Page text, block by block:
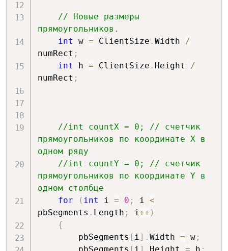
// Новые размеры
прямоугольников.
int w = ClientSize . Width
/
numRect ;
int h = ClientSize . Height
/
numRect ;
//int countX = 0; // счетчик
прямоугольников по координате X в
одном ряду
//int countY = 0; // счетчик
прямоугольников по координате Y в
одном столбце
for
( int i = 0 ; i <
pbSegments . Length ; i ++ )
{
        pbSegments
[ i ] . Width = w;
        pbSegments
[ i ] . Height = h ;